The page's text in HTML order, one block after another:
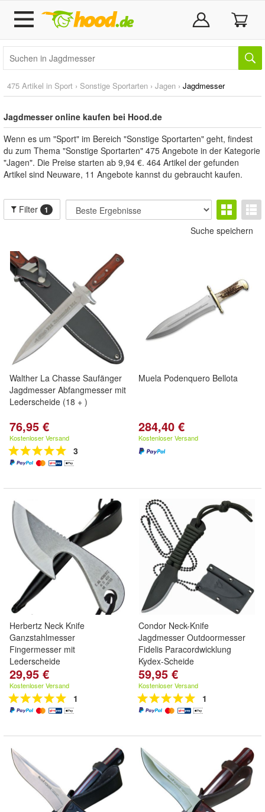
475 Artikel in Sport › Sonstige Sportarten › Jagen › Jagdmesser
Jagdmesser online kaufen bei Hood.de
Wenn es um "Sport" im Bereich "Sonstige Sportarten" geht, findest
du zum Thema "Sonstige Sportarten" 475 Angebote in der Kategorie
"Jagen". Die Preise starten ab 9,94 €. 464 Artikel der gefunden
Artikel sind Neuware, 11 Angebote kannst du gebraucht kaufen.
Filter 1
Suche speichern
Walther La Chasse Saufänger
Jagdmesser Abfangmesser mit
Lederscheide (18 + )
76,95 €
Kostenloser Versand
3
Muela Podenquero Bellota
284,40 €
Kostenloser Versand
Herbertz Neck Knife
Ganzstahlmesser
Fingermesser mit
Lederscheide
29,95 €
Kostenloser Versand
1
Condor Neck-Knife
Jagdmesser Outdoormesser
Fidelis Paracordwicklung
Kydex-Scheide
59,95 €
Kostenloser Versand
1